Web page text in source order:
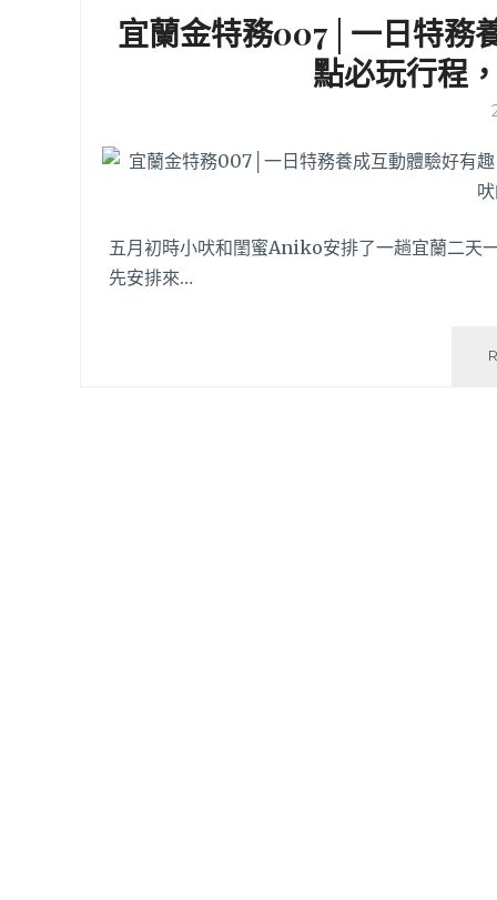
宜蘭金特務007│一日特務
點必玩行程
五月初時小吠和閨蜜Aniko安排了一趟宜蘭二天
先安排來…